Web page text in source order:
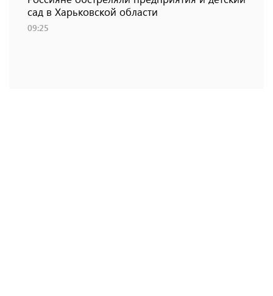
сад в Харьковской области
09:25